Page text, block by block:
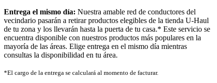
Entrega el mismo día: Nuestra amable red de conductores del
vecindario pasarán a retirar productos elegibles de la tienda U-Haul
de tu zona y los llevarán hasta la puerta de tu casa.* Este servicio se
encuentra disponible con nuestros productos más populares en la
mayoría de las áreas. Elige entrega en el mismo día mientras
consultas la disponibilidad en tu área.
*El cargo de la entrega se calculará al momento de facturar.